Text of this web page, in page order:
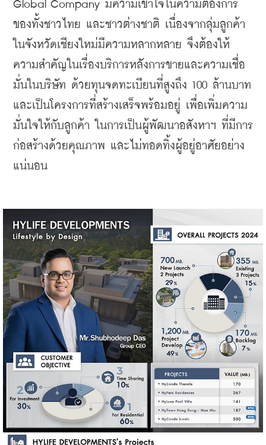
Global Company มีความเข้าใจในความต้องการ
ของทั้งชาวไทย และชาวต่างชาติ เนื่องจากลุ่มลูกค้า
ในจังหวัดเชียงใหม่มีความหลากหลาย จึงต้องให้
ความสำคัญในเรื่องบริการหลังการขายและความเชื่อ
มั่นในบริษัท ด้วยทุนจดทะเบียนที่สูงถึง 100 ล้านบาท
และเป็นโครงการที่สร้างเสร็จพร้อมอยู่ เพื่อเพิ่มความ
มั่นใจให้กับลูกค้า ในการเป็นผู้พัฒนาอสังหาฯ ที่มีการ
ก่อสร้างด้วยคุณภาพ และไม่ทอดทิ้งผู้อยู่อาศัยอย่าง
แน่นอน